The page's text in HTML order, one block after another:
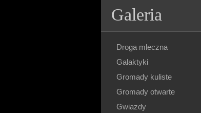
Galeria
Droga mleczna
Galaktyki
Gromady kuliste
Gromady otwarte
Gwiazdy